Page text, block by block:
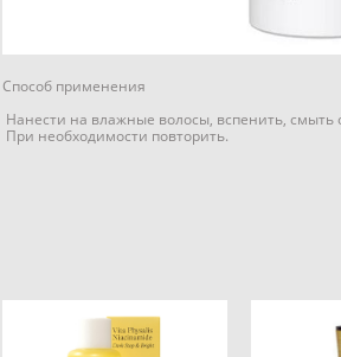
Способ применения
Нанести на влажные волосы, вспенить,
При необходимости повторить.